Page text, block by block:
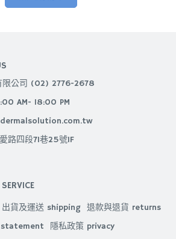
限公司 (02) 2776-2678
AM- 18:00 PM
路四段71巷25號1F
出貨及運送 shipping 退款與退貨 returns
statement
隱私政策 privacy